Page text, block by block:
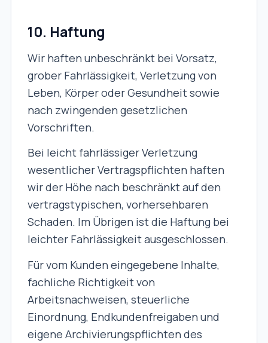
10. Haftung
Wir haften unbeschränkt bei Vorsatz,
grober Fahrlässigkeit, Verletzung von
Leben, Körper oder Gesundheit sowie
nach zwingenden gesetzlichen
Vorschriften.
Bei leicht fahrlässiger Verletzung
wesentlicher Vertragspflichten haften
wir der Höhe nach beschränkt auf den
vertragstypischen, vorhersehbaren
Schaden. Im Übrigen ist die Haftung bei
leichter Fahrlässigkeit ausgeschlossen.
Für vom Kunden eingegebene Inhalte,
fachliche Richtigkeit von
Arbeitsnachweisen, steuerliche
Einordnung, Endkundenfreigaben und
eigene Archivierungspflichten des